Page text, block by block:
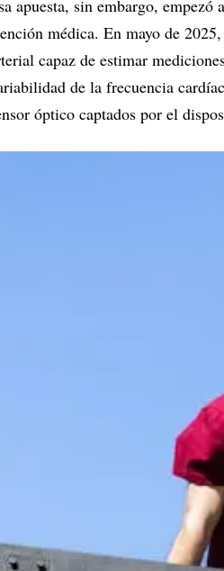
apuesta, sin embargo,
médica. En mayo de 2025,
capaz de estimar
de la frecuencia
óptico captados por el